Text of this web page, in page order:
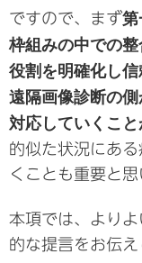
ですので、まず第
枠組みの中での
役割を明確化し信
遠隔画像診断の
対応していくこ
的似た状況にあ
くことも重要と思
本項では、より
的な提言をお伝え